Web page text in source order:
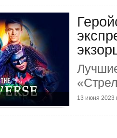
13 июня 2023